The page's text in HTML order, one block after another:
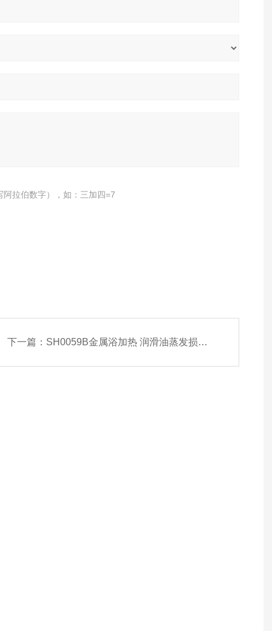
拉伯数字），如：三加四=7
下一篇： SH0059B金属浴加热 润滑油蒸发损耗测定仪